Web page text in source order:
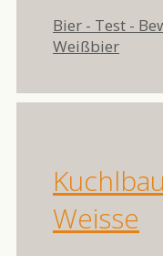
Kategorien
Bier - Test -
Schlagwörter
Weißbier
Weisse